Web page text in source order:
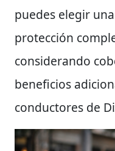
puedes elegir
protección
considerando
beneficios
conductores de